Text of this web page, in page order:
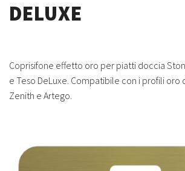
DELUXE
Coprisifone effetto oro per piatti doccia
e Teso DeLuxe. Compatibile con i profili oro
Zenith e Artego.